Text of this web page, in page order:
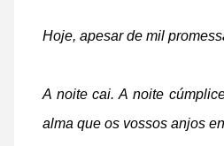
Hoje, apesar de mil
A noite cai. A noite
alma que os vossos anjos